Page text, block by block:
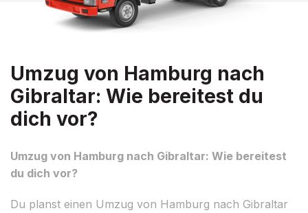
Umzug von Hamburg nach
Gibraltar: Wie bereitest du
dich vor?
Umzug von Hamburg nach Gibraltar: Wie bereitest
du dich vor?
Du planst einen Umzug von Hamburg nach Gibraltar